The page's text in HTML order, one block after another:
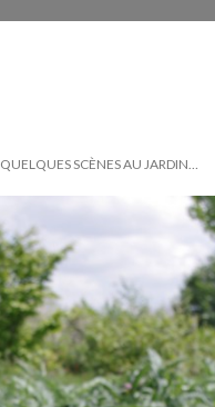
QUELQUES SCÈNES AU JARDIN…